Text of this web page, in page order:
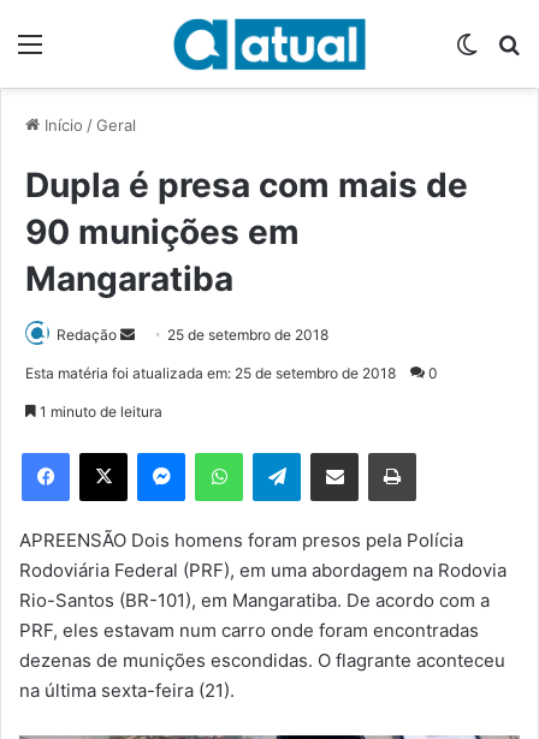
Início /Geral
Dupla é presa com mais de
90 munições em
Mangaratiba
Redação
d
e
m
e
-
m
a
25 de setembro de 2018
Esta matéria foi atualizada em: 25 de setembro de 2018 0
1 minuto de leitura
Telegram
APREENSÃO Dois homens foram presos pela Polícia
Rodoviária Federal (PRF), em uma abordagem na Rodovia
Rio-Santos (BR-101), em Mangaratiba. De acordo com a
PRF, eles estavam num carro onde foram encontradas
dezenas de munições escondidas. O flagrante aconteceu
na última sexta-feira (21).